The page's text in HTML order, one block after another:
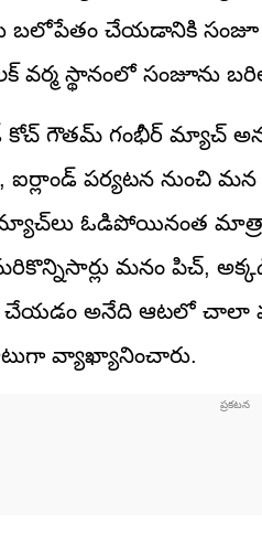
బలోపేతం చేయడానికి
వర్మ స్థానంలో సంజూను
కోచ్ గౌతమ్ గంభీర్ మ్యాచ్
పర్యటన నుంచి
మ్యాచ్‌లు ఓడిపోయినంత మాత్రాన
మనం పిచ్,
చేయడం అనేది ఆటలో చాలా
వ్యాఖ్యానించారు.